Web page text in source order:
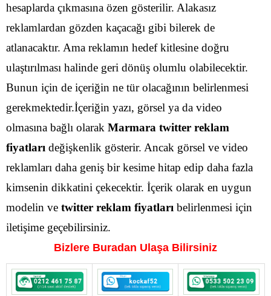
hesaplarda çıkmasına özen gösterilir. Alakasız
reklamlardan gözden kaçacağı gibi bilerek de
atlanacaktır. Ama reklamın hedef kitlesine doğru
ulaştırılması halinde geri dönüş olumlu olabilecektir.
Bunun için de içeriğin ne tür olacağının belirlenmesi
gerekmektedir.İçeriğin yazı, görsel ya da video
olmasına bağlı olarak Marmara twitter reklam
fiyatları değişkenlik gösterir. Ancak görsel ve video
reklamları daha geniş bir kesime hitap edip daha fazla
kimsenin dikkatini çekecektir. İçerik olarak en uygun
modelin ve twitter reklam fiyatları belirlenmesi için
iletişime geçebilirsiniz.
Bizlere Buradan Ulaşa Bilirsiniz